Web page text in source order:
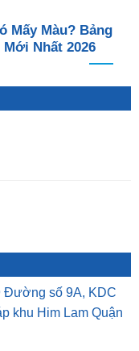
Mấy Màu? Bảng
Mới Nhất 2026
Đường số 9A, KDC
khu Him Lam Quận